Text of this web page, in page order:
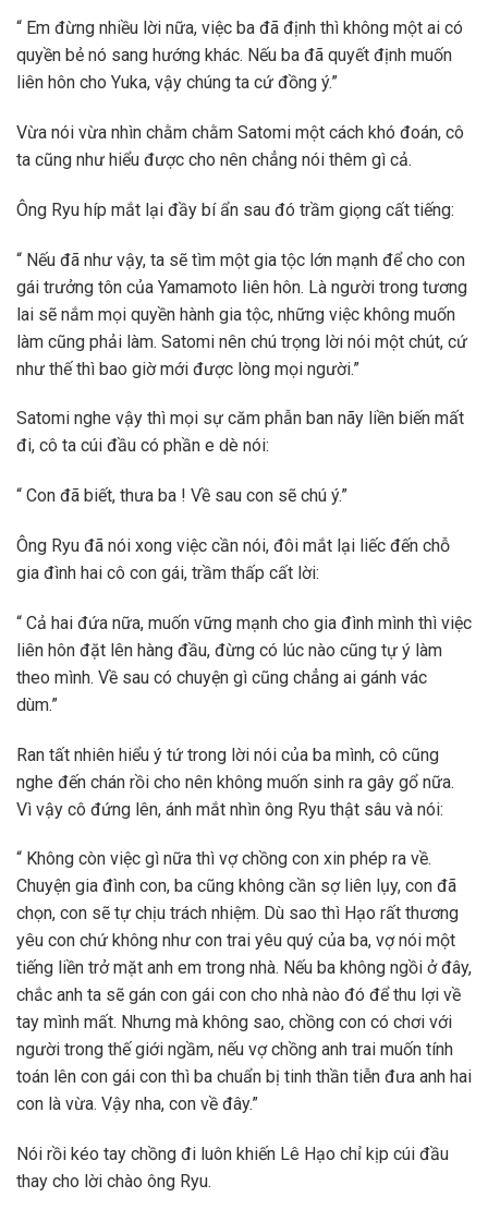
“ Em đừng nhiều lời nữa, việc ba đã định thì không một ai có
quyền bẻ nó sang hướng khác. Nếu ba đã quyết định muốn
liên hôn cho Yuka, vậy chúng ta cứ đồng ý.”
Vừa nói vừa nhìn chằm chằm Satomi một cách khó đoán, cô
ta cũng như hiểu được cho nên chẳng nói thêm gì cả.
Ông Ryu híp mắt lại đầy bí ẩn sau đó trầm giọng cất tiếng:
“ Nếu đã như vậy, ta sẽ tìm một gia tộc lớn mạnh để cho con
gái trưởng tôn của Yamamoto liên hôn. Là người trong tương
lai sẽ nắm mọi quyền hành gia tộc, những việc không muốn
làm cũng phải làm. Satomi nên chú trọng lời nói một chút, cứ
như thế thì bao giờ mới được lòng mọi người.”
Satomi nghe vậy thì mọi sự căm phẫn ban nãy liền biến mất
đi, cô ta cúi đầu có phần e dè nói:
“ Con đã biết, thưa ba ! Về sau con sẽ chú ý.”
Ông Ryu đã nói xong việc cần nói, đôi mắt lại liếc đến chỗ
gia đình hai cô con gái, trầm thấp cất lời:
“ Cả hai đứa nữa, muốn vững mạnh cho gia đình mình thì việc
liên hôn đặt lên hàng đầu, đừng có lúc nào cũng tự ý làm
theo mình. Về sau có chuyện gì cũng chẳng ai gánh vác
dùm.”
Ran tất nhiên hiểu ý tứ trong lời nói của ba mình, cô cũng
nghe đến chán rồi cho nên không muốn sinh ra gây gổ nữa.
Vì vậy cô đứng lên, ánh mắt nhìn ông Ryu thật sâu và nói:
“ Không còn việc gì nữa thì vợ chồng con xin phép ra về.
Chuyện gia đình con, ba cũng không cần sợ liên lụy, con đã
chọn, con sẽ tự chịu trách nhiệm. Dù sao thì Hạo rất thương
yêu con chứ không như con trai yêu quý của ba, vợ nói một
tiếng liền trở mặt anh em trong nhà. Nếu ba không ngồi ở đây,
chắc anh ta sẽ gán con gái con cho nhà nào đó để thu lợi về
tay mình mất. Nhưng mà không sao, chồng con có chơi với
người trong thế giới ngầm, nếu vợ chồng anh trai muốn tính
toán lên con gái con thì ba chuẩn bị tinh thần tiễn đưa anh hai
con là vừa. Vậy nha, con về đây.”
Nói rồi kéo tay chồng đi luôn khiến Lê Hạo chỉ kịp cúi đầu
thay cho lời chào ông Ryu.